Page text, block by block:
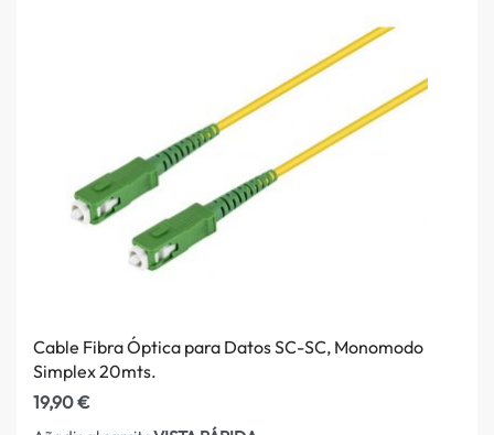
Cable Fibra Óptica para Datos SC-SC, Monomodo
Simplex 20mts.
19,90€